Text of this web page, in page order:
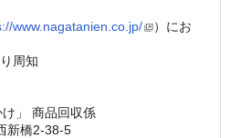
www.nagatanien.co.jp/
）にお
周知
」 商品回収係
新橋2-38-5